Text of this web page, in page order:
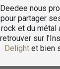
nous
partager
et du métal
sur
Delight et bien